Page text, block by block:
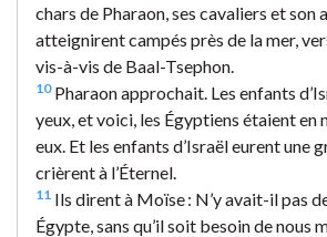
chars de Pharaon, ses cavaliers et son
atteignirent campés près de la mer,
vis-à-vis de Baal-Tsephon.
10Pharaon approchait. Les enfants
yeux, et voici, les Égyptiens étaient en
eux. Et les enfants d’Israël eurent une
crièrent à l’Éternel.
11 Ils dirent à Moïse : N’y avait-il pas
Égypte, sans qu’il soit besoin de nous